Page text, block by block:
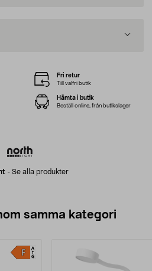
- Se alla produkter
Fri retur
Till valfri butik
Hämta i butik
Beställ online, från butikslager
samma kategori